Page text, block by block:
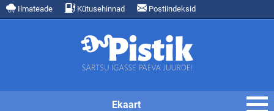
Ilmateade Kütusehinnad Postiindeksid
Ekaart